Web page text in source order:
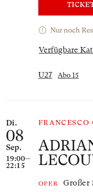
Nur noch
Verfügbare
U27 Abo 15
Di.
08
Sep.
19:00—
22:15
FRANCESCO
OPER
Großer